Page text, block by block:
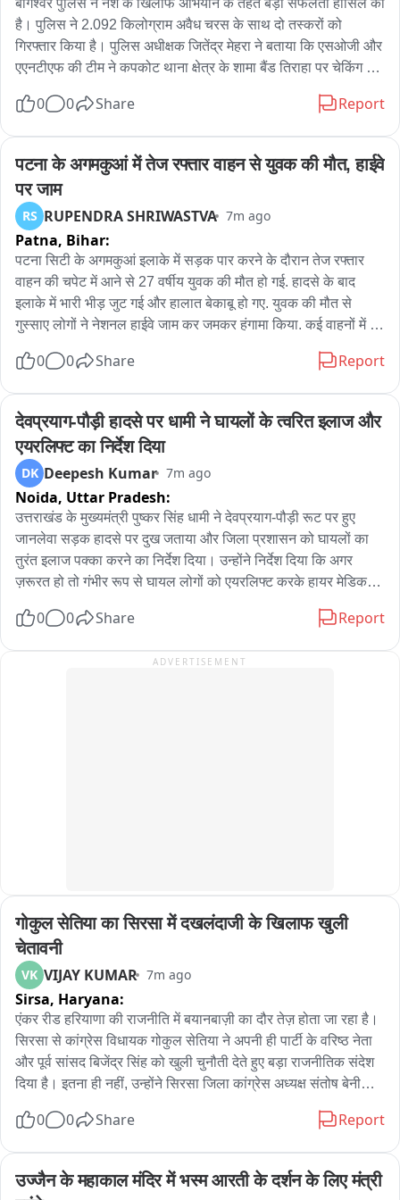
है। पुलिस ने 2.092 किलोग्राम अवैध चरस के साथ दो तस्करों को
गिरफ्तार किया है। पुलिस अधीक्षक जितेंद्र मेहरा ने बताया कि एसओजी और
एएनटीएफ की टीम ने कपकोट थाना क्षेत्र के शामा बैंड तिराहा पर चेकिंग के
सिंह, दोनों निवासी बरेली, के कब्जे से चरस बरामद हुई। पूछताछ में आरोपियों
रहे थे। पुलिस ने दोनों के खिलाफ एनडीपीएस एक्ट के तहत मुकदमा दर्ज कर
स्कूटी सीज कर दी है。
0 0 Share Report
पटना के अगमकुआं में तेज रफ्तार वाहन से युवक की मौत, हाईवे
पर जाम
RS RUPENDRA SHRIWASTVA 7m ago
Patna, Bihar:
पटना सिटी के अगमकुआं इलाके में सड़क पार करने के दौरान तेज रफ्तार
वाहन की चपेट में आने से 27 वर्षीय युवक की मौत हो गई. हादसे के बाद
इलाके में भारी भीड़ जुट गई और हालात बेकाबू हो गए. युवक की मौत से
गुस्साए लोगों ने नेशनल हाईवे जाम कर जमकर हंगामा किया. कई वाहनों में
बयां किया कि जो दोषी ड्राइवर है उसे पर जल्द से जल्द कार्रवाई हो. वहीं
पुलिस वाले कंट्रोल नहीं करते हैं. पुलिस वाले ऐसे ड्राइवर को चिन्हित करें
और उनका ड्राइविंग लाइसेंस रद्द किया.
0 0 Share Report
देवप्रयाग-पौड़ी हादसे पर धामी ने घायलों के त्वरित इलाज और
एयरलिफ्ट का निर्देश दिया
DK Deepesh Kumar 7m ago
Noida, Uttar Pradesh:
उत्तराखंड के मुख्यमंत्री पुष्कर सिंह धामी ने देवप्रयाग-पौड़ी रूट पर हुए
जानलेवा सड़क हादसे पर दुख जताया और जिला प्रशासन को घायलों का
तुरंत इलाज पक्का करने का निर्देश दिया। उन्होंने निर्देश दिया कि अगर
ज़रूरत हो तो गंभीर रूप से घायल लोगों को एयरलिफ्ट करके हायर मेडिकल
0 0 Share Report
ADVERTISEMENT
गोकुल सेतिया का सिरसा में दखलंदाजी के खिलाफ खुली
चेतावनी
VK VIJAY KUMAR 7m ago
Sirsa, Haryana:
एंकर रीड हरियाणा की राजनीति में बयानबाज़ी का दौर तेज़ होता जा रहा है।
सिरसा से कांग्रेस विधायक गोकुल सेतिया ने अपनी ही पार्टी के वरिष्ठ नेता
और पूर्व सांसद बिजेंद्र सिंह को खुली चुनौती देते हुए बड़ा राजनीतिक संदेश
दिया है। इतना ही नहीं, उन्होंने सिरसा जिला कांग्रेस अध्यक्ष संतोष बेनीवाल
में किसी भी तरह की राजनीतिक दखलंदाज़ी बर्दाश्त नहीं की जाएगी। गोकुल
उठाए। आइए सुनते हैं, क्या कहा कांग्रेस विधायक गोकुल सेतिया ने और क्यों
उनके इस बयान ने हरियाणा की राजनीति में नई चर्चा छेड़ दी है।  सिरसा से
0 0 Share Report
उज्जैन के महाकाल मंदिर में भस्म आरती के दर्शन के लिए मंत्री